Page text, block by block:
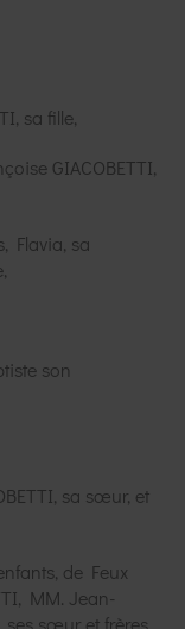
sa fille,
GIACOBETTI,
Flavia, sa
son
sa sœur, et
de Feux
MM. Jean-
ses sœur et frères,